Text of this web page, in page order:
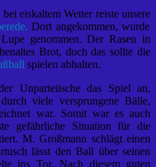
eiskaltem Wetter reiste unsere
Dort angekommen, wurde
genommen. Der Rasen in
Brot, doch das sollte die
spielen abhalten.
Unparteiische das Spiel an,
viele versprungene Bälle,
war. Somit war es auch
gefährliche Situation für die
M. Großmann schlägt einen
lässt den Ball über seinen
ins Tor. Nach diesem guten